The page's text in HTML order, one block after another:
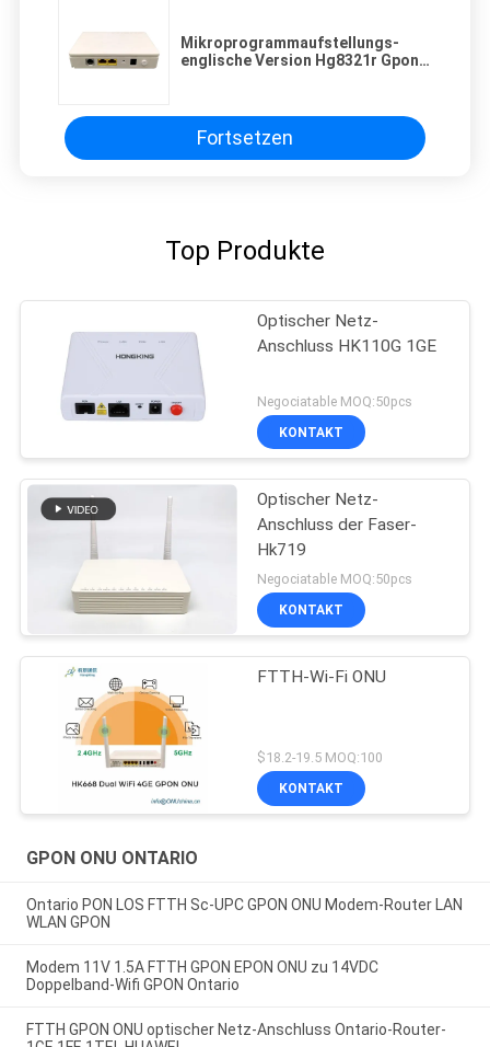
Mikroprogrammaufstellungs-
englische Version Hg8321r Gpon
Olt bearbeitet
Fortsetzen
Top Produkte
Optischer Netz-
Anschluss HK110G 1GE
Negociatable MOQ:50pcs
KONTAKT
Optischer Netz-
Anschluss der Faser-
Hk719
Negociatable MOQ:50pcs
KONTAKT
FTTH-Wi-Fi ONU
$18.2-19.5 MOQ:100
KONTAKT
GPON ONU ONTARIO
Ontario PON LOS FTTH Sc-UPC GPON ONU Modem-Router LAN
WLAN GPON
Modem 11V 1.5A FTTH GPON EPON ONU zu 14VDC
Doppelband-Wifi GPON Ontario
FTTH GPON ONU optischer Netz-Anschluss Ontario-Router-